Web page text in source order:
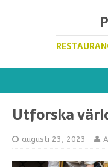
Utforska
augusti 23, 2023